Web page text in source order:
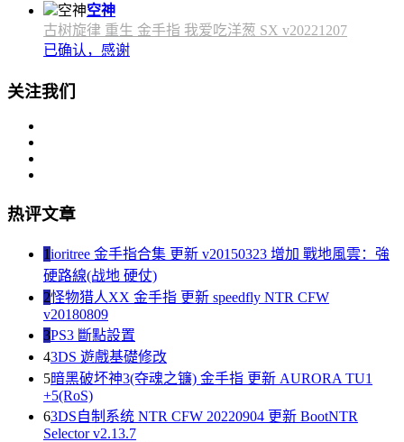
空神
古树旋律 重生 金手指 我爱吃洋葱 SX v20221207
已确认，感谢
关注我们
热评文章
1ioritree 金手指合集 更新 v20150323 增加 戰地風雲：強
硬路線(战地 硬仗)
2怪物猎人XX 金手指 更新 speedfly NTR CFW
v20180809
3PS3 斷點設置
43DS 遊戲基礎修改
5暗黑破坏神3(夺魂之镰) 金手指 更新 AURORA TU1
+5(RoS)
63DS自制系统 NTR CFW 20220904 更新 BootNTR
Selector v2.13.7